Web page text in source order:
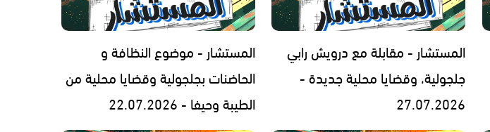
المستشار - مقابلة مع درويش رابي
جلجولية، وقضايا محلية جديدة -
27.07.2026
المستشار - موضوع النظافة و
الحاضنات بجلجولية وقضايا محلية من
الطيبة وحيفا - 22.07.2026